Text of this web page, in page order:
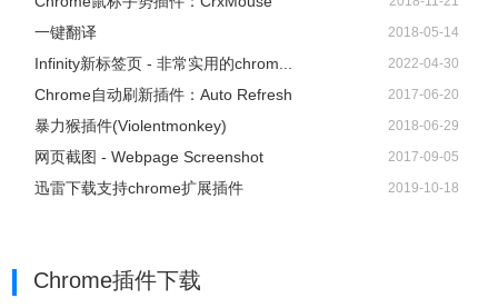
一键翻译 2018-05-14
Infinity新标签页 - 非常实用的chrom... 2022-04-30
Chrome自动刷新插件：Auto Refresh 2017-06-20
暴力猴插件(Violentmonkey) 2018-06-29
网页截图 - Webpage Screenshot 2017-09-05
迅雷下载支持chrome扩展插件 2019-10-18
Chrome插件下载